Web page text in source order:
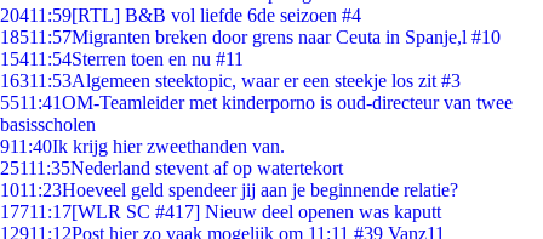
20411:59[RTL] B&B vol liefde 6de seizoen #4
18511:57Migranten breken door grens naar Ceuta in Spanje,l #10
15411:54Sterren toen en nu #11
16311:53Algemeen steektopic, waar er een steekje los zit #3
5511:41OM-Teamleider met kinderporno is oud-directeur van twee
basisscholen
911:40Ik krijg hier zweethanden van.
25111:35Nederland stevent af op watertekort
1011:23Hoeveel geld spendeer jij aan je beginnende relatie?
17711:17[WLR SC #417] Nieuw deel openen was kaputt
12911:12Post hier zo vaak mogelijk om 11:11 #39 Vanz11